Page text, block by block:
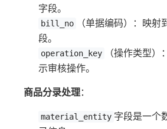
字段。
bill_no （单据编码）：映射
段。
operation_key （操作类型）
示审核操作。
商品分录处理：
material_entity 字段是一个